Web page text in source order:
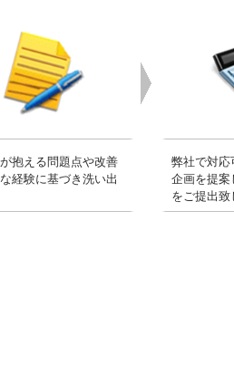
抱える問題点や改善
経験に基づき洗い出
弊社で対応
企画を提案
をご提出致